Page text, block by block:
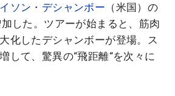
ソン・デシャンボー （米国）の
した。ツアーが始まると、筋肉
化したデシャンボーが登場。ス
して、驚異の“飛距離“を次々に